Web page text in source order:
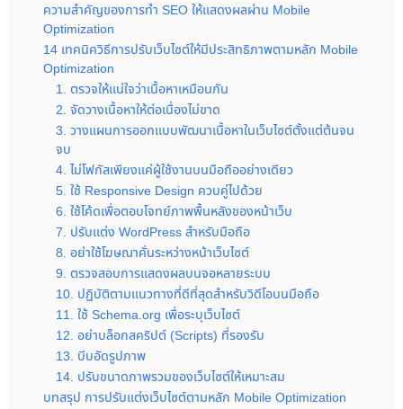
ความสำคัญของการทำ SEO ให้แสดงผลผ่าน Mobile
Optimization
14 เทคนิควิธีการปรับเว็บไซต์ให้มีประสิทธิภาพตามหลัก Mobile
Optimization
1. ตรวจให้แน่ใจว่าเนื้อหาเหมือนกัน
2. จัดวางเนื้อหาให้ต่อเนื่องไม่ขาด
3. วางแผนการออกแบบพัฒนาเนื้อหาในเว็บไซต์ตั้งแต่ต้นจน
จบ
4. ไม่โฟกัสเพียงแค่ผู้ใช้งานบนมือถืออย่างเดียว
5. ใช้ Responsive Design ควบคู่ไปด้วย
6. ใช้โค้ดเพื่อตอบโจทย์ภาพพื้นหลังของหน้าเว็บ
7. ปรับแต่ง WordPress สำหรับมือถือ
8. อย่าใช้โฆษณาคั่นระหว่างหน้าเว็บไซต์
9. ตรวจสอบการแสดงผลบนจอหลายระบบ
10. ปฏิบัติตามแนวทางที่ดีที่สุดสำหรับวิดีโอบนมือถือ
11. ใช้ Schema.org เพื่อระบุเว็บไซต์
12. อย่าบล็อกสคริปต์ (Scripts) ที่รองรับ
13. บีบอัดรูปภาพ
14. ปรับขนาดภาพรวมของเว็บไซต์ให้เหมาะสม
บทสรุป การปรับแต่งเว็บไซต์ตามหลัก Mobile Optimization